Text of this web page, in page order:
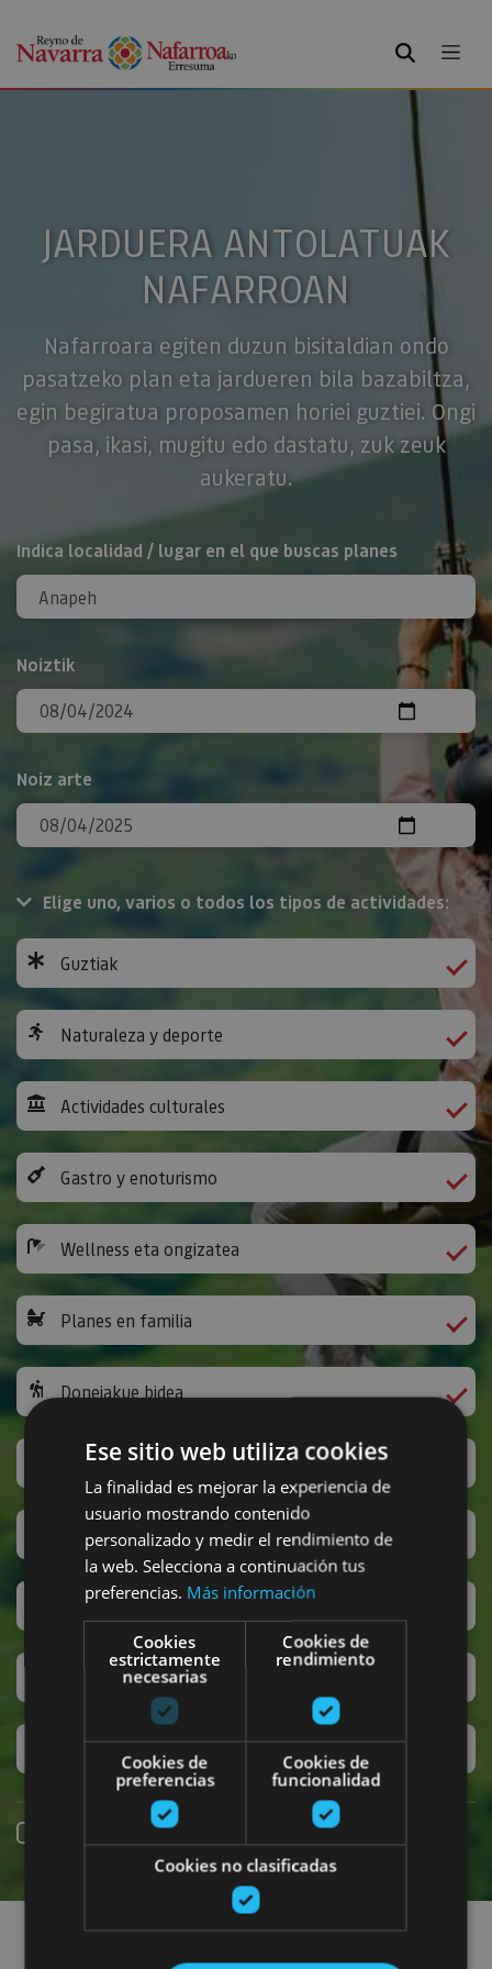
BILATU
JARDUERA ANTOLATUAK
NAFARROAN
Nafarroara egiten duzun bisitaldian ondo
pasatzeko plan eta jardueren bila bazabiltza,
egin begiratua proposamen horiei guztiei. Ongi
pasa, ikasi, mugitu edo dastatu, zuk zeuk
aukeratu.
BILATU
Indica localidad / lugar en el que buscas planes
Noiztik
Noiz arte
Elige uno, varios o todos los tipos de actividades:
Guztiak
Naturaleza y deporte
Actividades culturales
Gastro y enoturismo
Wellness eta ongizatea
Planes en familia
Donejakue bidea
Jarduera ludikoak eta bestelakoak
Sanferminak
Accesibilidad
Turismo regenerativo
Experiencias exclusivas
Online erreserba
Planak aurkitu
Ese sitio web utiliza cookies
La finalidad es mejorar la experiencia de
usuario mostrando contenido
personalizado y medir el rendimiento de
la web. Selecciona a continuación tus
preferencias. Más información
Cookies
estrictamente
necesarias
Cookies de
rendimiento
Cookies de
preferencias
Cookies de
funcionalidad
Cookies no clasificadas